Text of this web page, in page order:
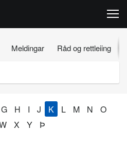
Meldingar Råd og rettleiing
G H I J K L M N
O
X Y Þ